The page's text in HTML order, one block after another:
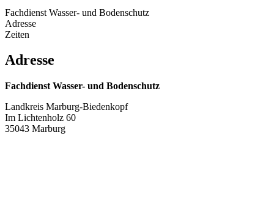
Fachdienst Wasser- und Bodenschutz
Adresse
Zeiten
Adresse
Fachdienst Wasser- und Bodenschutz
Landkreis Marburg-Biedenkopf
Im Lichtenholz 60
35043 Marburg